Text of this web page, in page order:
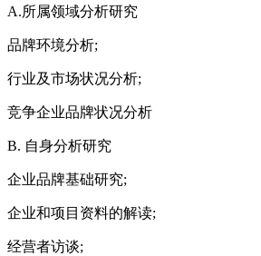
A.所属领域分析研究
品牌环境分析;
行业及市场状况分析;
竞争企业品牌状况分析
B. 自身分析研究
企业品牌基础研究;
企业和项目资料的解读;
经营者访谈;